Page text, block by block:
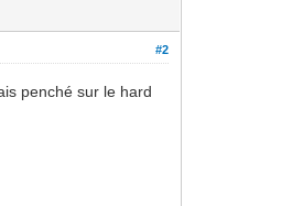
#2
penché sur le hard